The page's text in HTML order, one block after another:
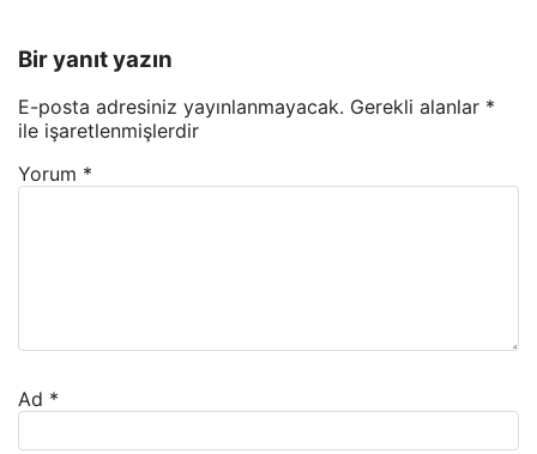
Bir yanıt yazın
E-posta adresiniz yayınlanmayacak. Gerekli alanlar *
ile işaretlenmişlerdir
Yorum *
Ad *